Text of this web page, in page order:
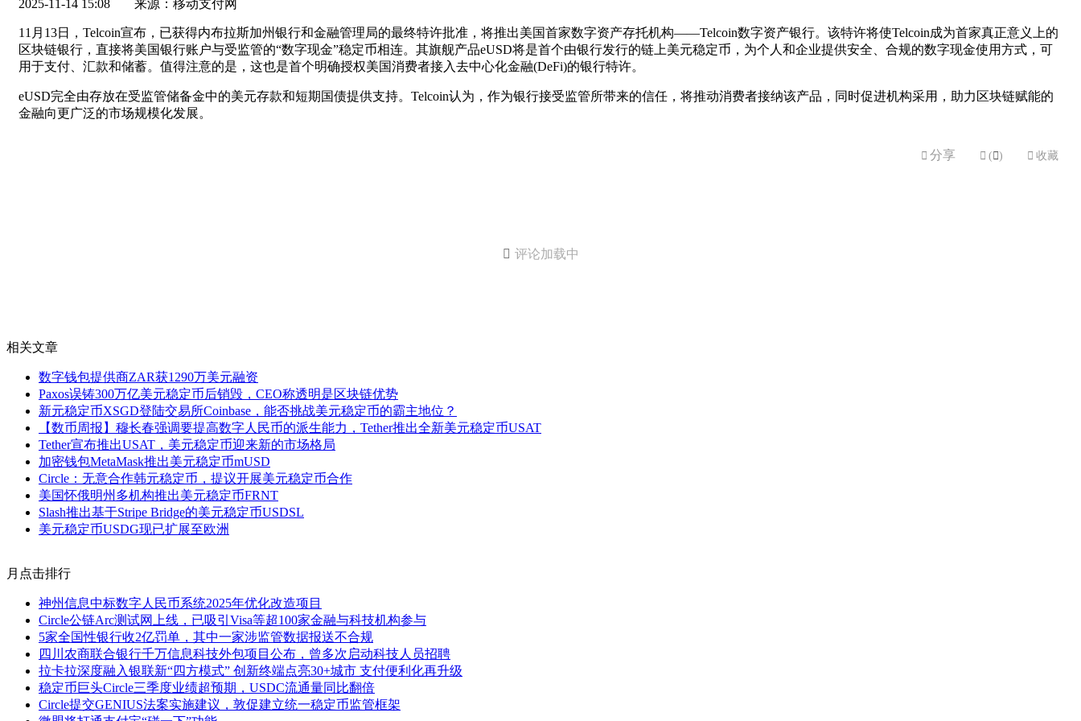
2025-11-14 15:08 来源：移动支付网
11月13日，Telcoin宣布，已获得内布拉斯加州银行和金融管理局的最终特许批准，将推出美国首家数字资产存托机构——Telcoin数字资产银行。该特许将使Telcoin成为首家真正意义上的
区块链银行，直接将美国银行账户与受监管的“数字现金”稳定币相连。其旗舰产品eUSD将是首个由银行发行的链上美元稳定币，为个人和企业提供安全、合规的数字现金使用方式，可
用于支付、汇款和储蓄。值得注意的是，这也是首个明确授权美国消费者接入去中心化金融(DeFi)的银行特许。
eUSD完全由存放在受监管储备金中的美元存款和短期国债提供支持。Telcoin认为，作为银行接受监管所带来的信任，将推动消费者接纳该产品，同时促进机构采用，助力区块链赋能的
金融向更广泛的市场规模化发展。
 分享  ( )  收藏
 评论加载中
相关文章
数字钱包提供商ZAR获1290万美元融资
Paxos误铸300万亿美元稳定币后销毁，CEO称透明是区块链优势
新元稳定币XSGD登陆交易所Coinbase，能否挑战美元稳定币的霸主地位？
【数币周报】穆长春强调要提高数字人民币的派生能力，Tether推出全新美元稳定币USAT
Tether宣布推出USAT，美元稳定币迎来新的市场格局
加密钱包MetaMask推出美元稳定币mUSD
Circle：无意合作韩元稳定币，提议开展美元稳定币合作
美国怀俄明州多机构推出美元稳定币FRNT
Slash推出基于Stripe Bridge的美元稳定币USDSL
美元稳定币USDG现已扩展至欧洲
月点击排行
神州信息中标数字人民币系统2025年优化改造项目
Circle公链Arc测试网上线，已吸引Visa等超100家金融与科技机构参与
5家全国性银行收2亿罚单，其中一家涉监管数据报送不合规
四川农商联合银行千万信息科技外包项目公布，曾多次启动科技人员招聘
拉卡拉深度融入银联新“四方模式” 创新终端点亮30+城市 支付便利化再升级
稳定币巨头Circle三季度业绩超预期，USDC流通量同比翻倍
Circle提交GENIUS法案实施建议，敦促建立统一稳定币监管框架